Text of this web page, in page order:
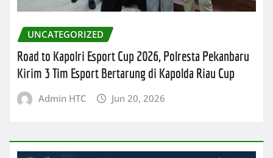
UNCATEGORIZED
Road to Kapolri Esport Cup 2026, Polresta Pekanbaru
Kirim 3 Tim Esport Bertarung di Kapolda Riau Cup
Admin HTC Jun 20, 2026